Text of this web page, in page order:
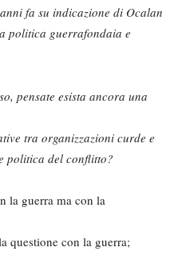
fa su indicazione di Ocalan
politica guerrafondaia e
pensate esista ancora una
tra organizzazioni curde e
politica del conflitto?
la guerra ma con la
questione con la guerra;